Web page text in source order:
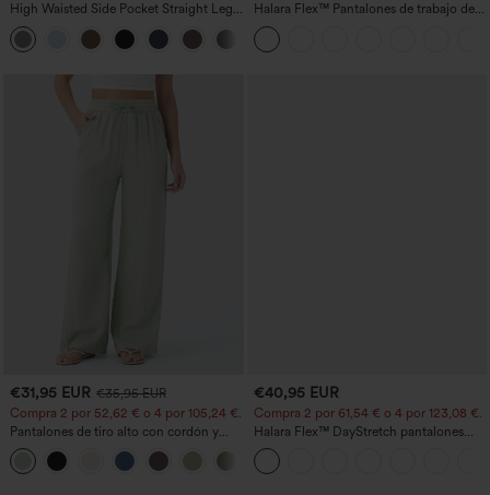
High Waisted Side Pocket Straight Leg
Work Pants
Halara Flex™ Pantalones de trabajo de
talle alto, moldeadores del cuerpo, que
estilizan la cintura, con bolsillos, de
pierna ancha en micro‑waffle
€31,95 EUR €35,95 EUR
Compra 2 por 52,62 € o 4 por 105,24 €.
Pantalones de tiro alto con cordón y
bolsillos, pernera ancha, holgados y de
estilo casual con tacto de lino.
€40,95 EUR
Compra 2 por 61,54 € o 4 por 123,08 €.
Halara Flex™ DayStretch pantalones
acampanados de trabajo de tiro medio
con bolsillo lateral con cremallera